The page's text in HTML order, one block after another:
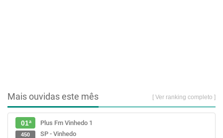
Mais ouvidas este mês [ Ver ranking completo ]
01ª
Plus Fm Vinhedo 1
SP - Vinhedo
450